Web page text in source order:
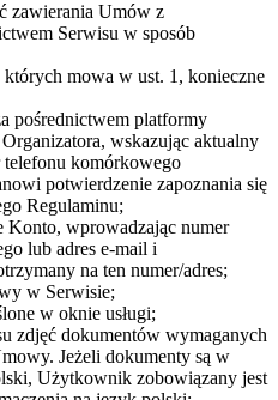
zawierania Umów z
Serwisu w sposób
mowa w ust. 1, konieczne
pośrednictwem platformy
wskazując aktualny
telefonu komórkowego
potwierdzenie zapoznania się
Regulaminu;
wprowadzając numer
lub adres e-mail i
na ten numer/adres;
w Serwisie;
w oknie usługi;
zdjęć dokumentów wymaganych
Jeżeli dokumenty są w
Użytkownik zobowiązany jest